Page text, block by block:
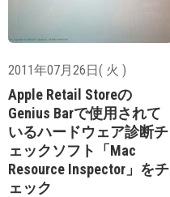
2011年07月26日( 火 )
Apple Retail Storeの
Genius Barで使用されて
いるハードウェア診断チ
ェックソフト「Mac
Resource Inspector」をチ
ェック